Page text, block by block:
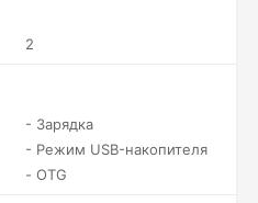
2
- Зарядка
- Режим USB-накопителя
- OTG